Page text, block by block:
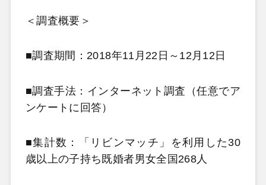
＜調査概要＞
■調査期間：2018年11月22日～12月12日
■調査手法：インターネット調査（任意でア
ンケートに回答）
■集計数：「リビンマッチ」を利用した30
歳以上の子持ち既婚者男女全国268人